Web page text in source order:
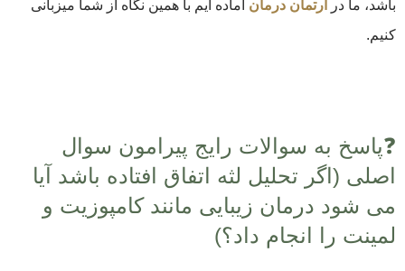
باشد، ما در
آرتمان درمان آماده ایم با همین نگاه از شما میزبانی
کنیم.
❓پاسخ به سوالات رایج پیرامون سوال
اصلی (اگر تحلیل لثه اتفاق افتاده باشد آیا
می شود درمان زیبایی مانند کامپوزیت و
لمینت را انجام داد؟)